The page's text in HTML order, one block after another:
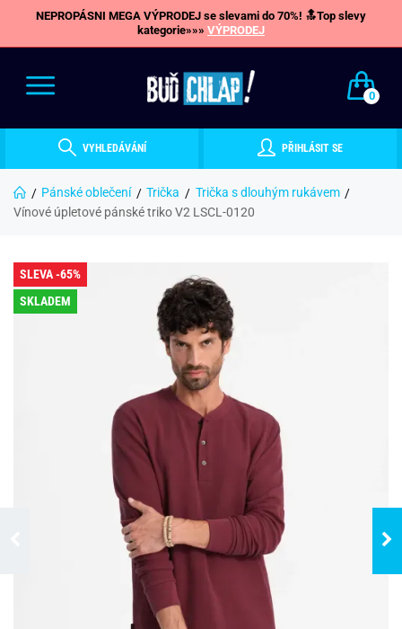
NEPROPÁSNI MEGA VÝPRODEJ se slevami do 70%! 🔝Top slevy
kategorie»»» VÝPRODEJ
0
VYHLEDÁVÁNÍ PŘIHLÁSIT SE
Pánské oblečení Trička
Trička s dlouhým rukávem
Vínové úpletové pánské triko V2 LSCL-0120
SLEVA -65%
SKLADEM